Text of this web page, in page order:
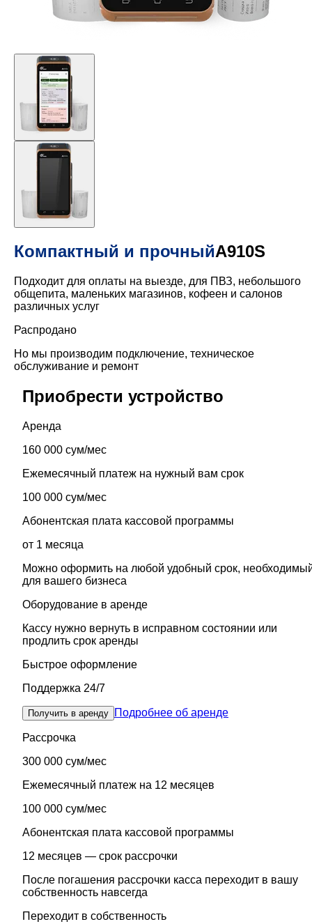
Компактный и прочныйA910S
Подходит для оплаты на выезде, для ПВЗ, небольшого
общепита, маленьких магазинов, кофеен и салонов
различных услуг
Распродано
Но мы производим подключение, техническое
обслуживание и ремонт
Приобрести устройство
Аренда
160 000 сум/мес
Ежемесячный платеж на нужный вам срок
100 000 сум/мес
Абонентская плата кассовой программы
от 1 месяца
Можно оформить на любой удобный срок,
для вашего бизнеса
Оборудование в аренде
Кассу нужно вернуть в исправном состоянии или
продлить срок аренды
Быстрое оформление
Поддержка 24/7
Получить в аренду Подробнее об аренде
Рассрочка
300 000 сум/мес
Ежемесячный платеж на 12 месяцев
100 000 сум/мес
Абонентская плата кассовой программы
12 месяцев — срок рассрочки
После погашения рассрочки касса переходит в вашу
собственность навсегда
Переходит в собственность